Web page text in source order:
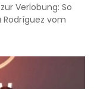
Verlobung: So
Rodríguez vom